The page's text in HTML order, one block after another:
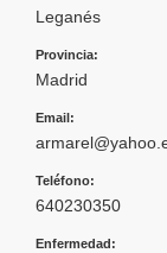
Leganés
Provincia:
Madrid
Email:
Teléfono:
640230350
Enfermedad: